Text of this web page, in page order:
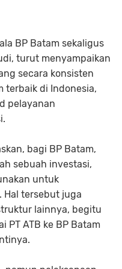
BP Batam sekaligus
turut menyampaikan
secara konsisten
terbaik di Indonesia,
pelayanan
bagi BP Batam,
sebuah investasi,
untuk
Hal tersebut juga
lainnya, begitu
PT ATB ke BP Batam